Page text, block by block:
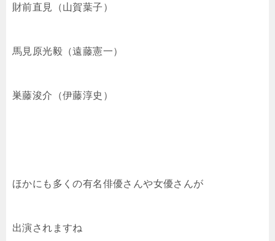
財前直見（山賀葉子）
馬見原光毅（遠藤憲一）
巣藤浚介（伊藤淳史）
ほかにも多くの有名俳優さんや女優さんが
出演されますね